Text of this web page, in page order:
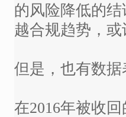
的风险降低的
越合规趋势，
但是，也有数
在2016年被收